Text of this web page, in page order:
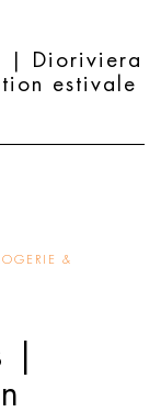
| Dioriviera
estivale
&
|